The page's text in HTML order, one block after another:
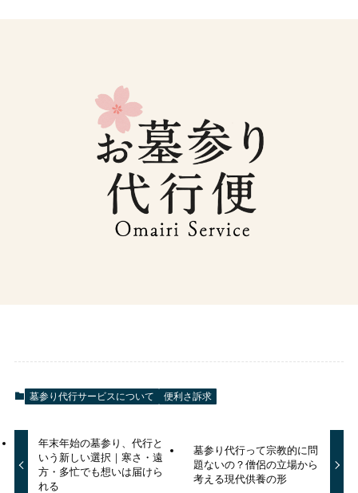
墓参り代行サービスについて 便利さ訴求
年末年始の墓参り、代行と
いう新しい選択｜寒さ・遠
方・多忙でも想いは届けら
れる
墓参り代行って宗教的に問
題ないの？僧侶の立場から
考える現代供養の形